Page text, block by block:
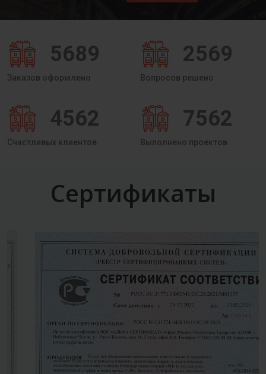
5689
Заказов оформлено
2569
Вопросов решено
4562
Счастливых клиентов
7562
Выполнено проектов
Сертификаты